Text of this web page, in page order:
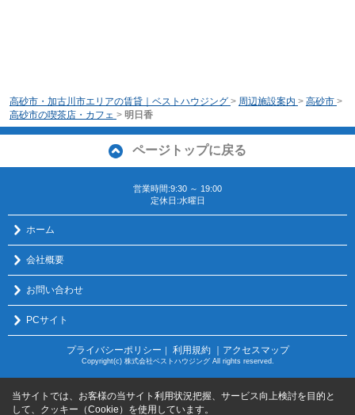
高砂市・加古川市エリアの賃貸｜ベストハウジング > 周辺施設案内 > 高砂市 >
高砂市の喫茶店・カフェ > 明日香
ページトップに戻る
営業時間:9:30 ～ 19:00
定休日:水曜日
ホーム
会社概要
お問い合わせ
PCサイト
プライバシーポリシー ｜ 利用規約 ｜アクセスマップ
Copyright(c) 株式会社ベストハウジング All rights reserved.
当サイトでは、お客様の当サイト利用状況把握、サービス向上検討を目的と
して、クッキー（Cookie）を使用しています。